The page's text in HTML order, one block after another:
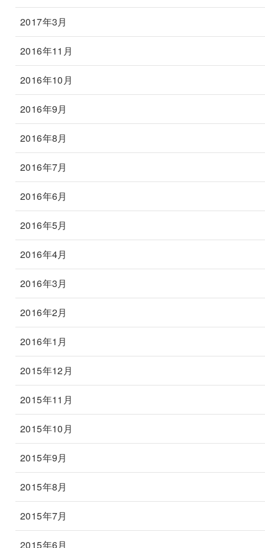
2017年3月
2016年11月
2016年10月
2016年9月
2016年8月
2016年7月
2016年6月
2016年5月
2016年4月
2016年3月
2016年2月
2016年1月
2015年12月
2015年11月
2015年10月
2015年9月
2015年8月
2015年7月
2015年6月